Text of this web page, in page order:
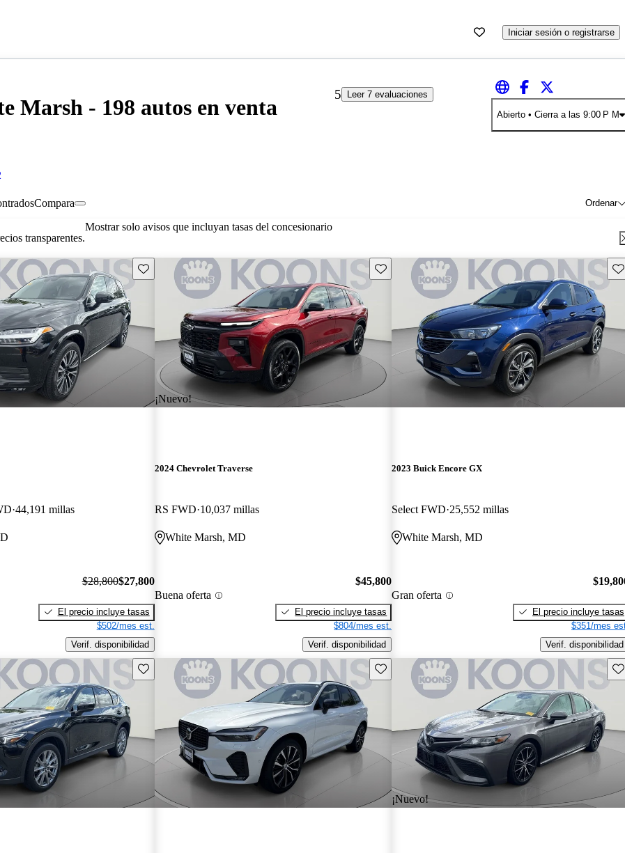
Iniciar sesión o registrarse
Marsh - 198 autos en venta
5
Leer 7 evaluaciones
Abierto• Cierra a las 9:00 P M
Ordenar
Compara
transparentes.
Mostrar solo avisos que incluyan tasas del concesionario
Guarda este Aviso
44,191 millas
$28,800$27,800
El precio incluye tasas
$502/mes est.
Verif. disponibilidad
¡Nuevo!
Guarda este Aviso
2024 Chevrolet Traverse
RS FWD 10,037 millas
White Marsh, MD
Buena oferta
$45,800
El precio incluye tasas
$804/mes est.
Verif. disponibilidad
2023 Buick Encore GX
Select FWD 25,552 millas
White Marsh, MD
Gran oferta
El precio incluye tasas
$351/mes
Verif. disponibilidad
Guarda este Aviso Guarda este Aviso
¡Nuevo!